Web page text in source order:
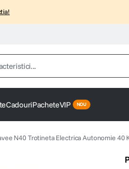
CadouriPacheteVIP
N40 Trotineta Electrica Autonomie 40